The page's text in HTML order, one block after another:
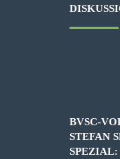
BVSC-
STEFAN